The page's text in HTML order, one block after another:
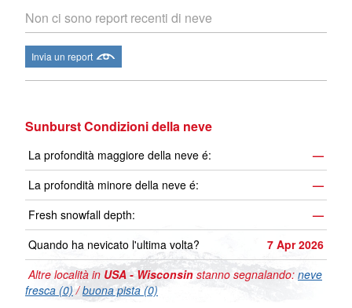
Non ci sono report recenti di neve
Invia un report
Sunburst Condizioni della neve
La profondità maggiore della neve é:
—
La profondità minore della neve é:
—
Fresh snowfall depth:
—
Quando ha nevicato l'ultima volta?
7 Apr 2026
Altre località in USA - Wisconsin stanno segnalando: neve
fresca (0)/buona pista (0)